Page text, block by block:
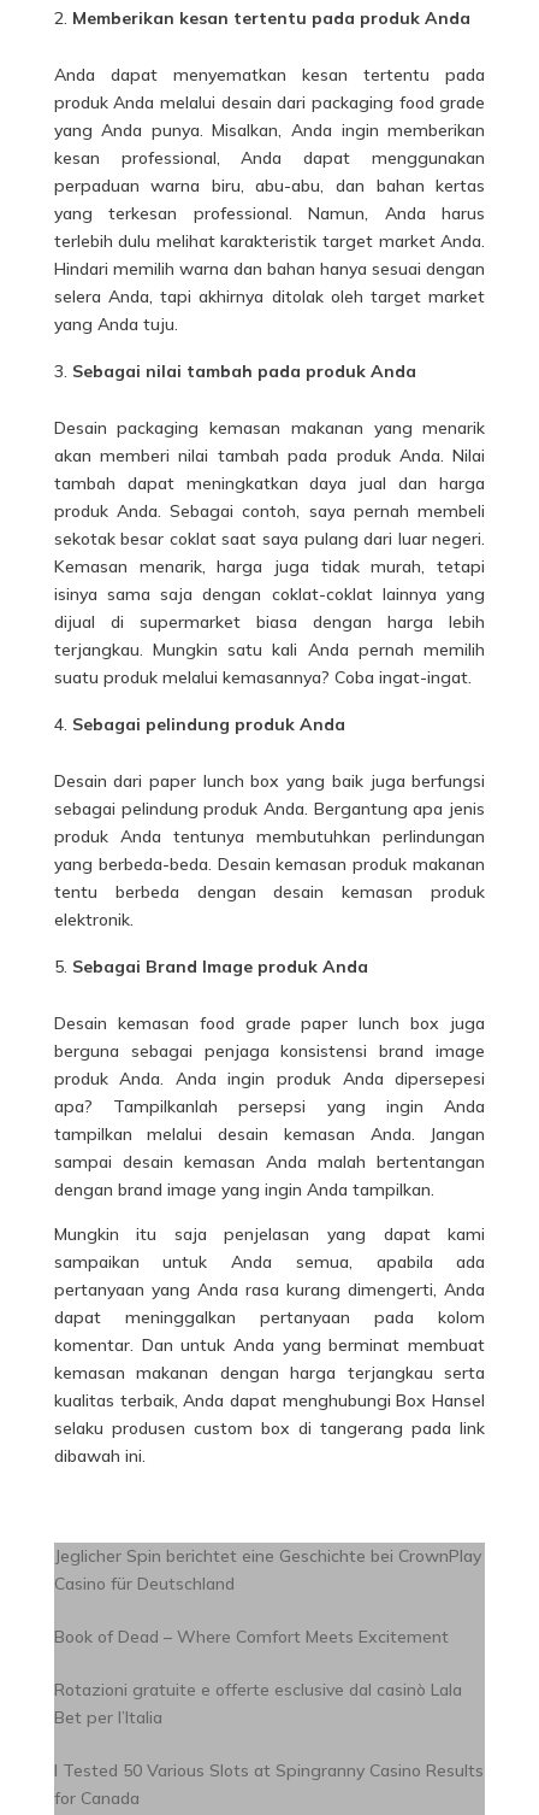
Memberikan kesan tertentu pada produk Anda
Anda dapat menyematkan kesan tertentu pada
produk Anda melalui desain dari packaging food grade
yang Anda punya. Misalkan, Anda ingin memberikan
kesan professional, Anda dapat menggunakan
perpaduan warna biru, abu-abu, dan bahan kertas
yang terkesan professional. Namun, Anda harus
terlebih dulu melihat karakteristik target market Anda.
Hindari memilih warna dan bahan hanya sesuai dengan
selera Anda, tapi akhirnya ditolak oleh target market
yang Anda tuju.
Sebagai nilai tambah pada produk Anda
Desain packaging kemasan makanan yang menarik
akan memberi nilai tambah pada produk Anda. Nilai
tambah dapat meningkatkan daya jual dan harga
produk Anda. Sebagai contoh, saya pernah membeli
sekotak besar coklat saat saya pulang dari luar negeri.
Kemasan menarik, harga juga tidak murah, tetapi
isinya sama saja dengan coklat-coklat lainnya yang
dijual di supermarket biasa dengan harga lebih
terjangkau. Mungkin satu kali Anda pernah memilih
suatu produk melalui kemasannya? Coba ingat-ingat.
Sebagai pelindung produk Anda
Desain dari paper lunch box yang baik juga berfungsi
sebagai pelindung produk Anda. Bergantung apa jenis
produk Anda tentunya membutuhkan perlindungan
yang berbeda-beda. Desain kemasan produk makanan
tentu berbeda dengan desain kemasan produk
elektronik.
Sebagai Brand Image produk Anda
Desain kemasan food grade paper lunch box juga
berguna sebagai penjaga konsistensi brand image
produk Anda. Anda ingin produk Anda dipersepesi
apa? Tampilkanlah persepsi yang ingin Anda
tampilkan melalui desain kemasan Anda. Jangan
sampai desain kemasan Anda malah bertentangan
dengan brand image yang ingin Anda tampilkan.
Mungkin itu saja penjelasan yang dapat kami
sampaikan untuk Anda semua, apabila ada
pertanyaan yang Anda rasa kurang dimengerti, Anda
dapat meninggalkan pertanyaan pada kolom
komentar. Dan untuk Anda yang berminat membuat
kemasan makanan dengan harga terjangkau serta
kualitas terbaik, Anda dapat menghubungi Box Hansel
selaku produsen custom box di tangerang pada link
dibawah ini.
Jeglicher Spin berichtet eine Geschichte bei CrownPlay
Casino für Deutschland
Book of Dead – Where Comfort Meets Excitement
Rotazioni gratuite e offerte esclusive dal casinò Lala
Bet per l’Italia
I Tested 50 Various Slots at Spingranny Casino Results
for Canada